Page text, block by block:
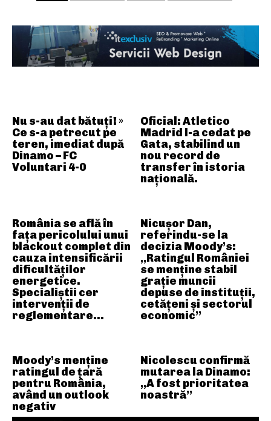
Nu s-au dat bătuți! »
Ce s-a petrecut pe
teren, imediat după
Dinamo – FC
Voluntari 4-0
Oficial: Atletico
Madrid l-a cedat pe
Gata, stabilind un
nou record de
transfer în istoria
națională.
România se află în
fața pericolului unui
blackout complet din
cauza intensificării
dificultăților
energetice.
Specialiștii cer
intervenții de
reglementare…
Nicușor Dan,
referindu-se la
decizia Moody’s:
„Ratingul României
se menține stabil
grație muncii
depuse de instituții,
cetățeni și sectorul
economic”
Moody’s menține
ratingul de țară
pentru România,
având un outlook
negativ
Nicolescu confirmă
mutarea la Dinamo:
„A fost prioritatea
noastră”